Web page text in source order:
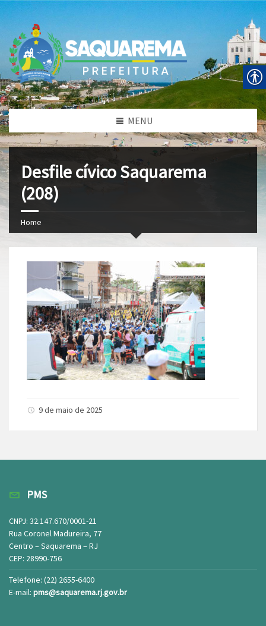
MENU
Desfile cívico Saquarema
(208)
Home
9 de maio de 2025
PMS
CNPJ: 32.147.670/0001-21
Rua Coronel Madureira, 77
Centro – Saquarema – RJ
CEP: 28990-756
Telefone: (22) 2655-6400
E-mail: pms@saquarema.rj.gov.br